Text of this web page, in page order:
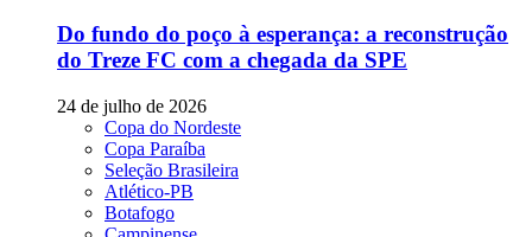
Do fundo do poço à esperança: a reconstrução
do Treze FC com a chegada da SPE
24 de julho de 2026
Copa do Nordeste
Copa Paraíba
Seleção Brasileira
Atlético-PB
Botafogo